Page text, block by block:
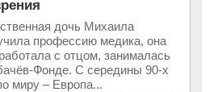
дочь Михаила
профессию медика, она
с отцом, занималась
Фонде. С середины 90-х
миру – Европа...